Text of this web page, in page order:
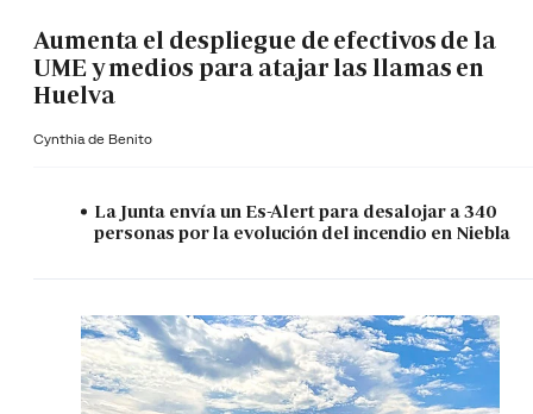
Aumenta el despliegue de efectivos de la
UME y medios para atajar las llamas en
Huelva
Cynthia de Benito
La Junta envía un Es-Alert para desalojar a 340
personas por la evolución del incendio en Niebla